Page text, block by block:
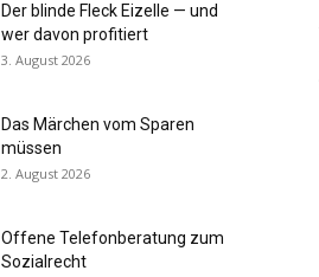
Der blinde Fleck Eizelle — und
wer davon profitiert
3. August 2026
Das Märchen vom Sparen
müssen
2. August 2026
Offene Telefonberatung zum
Sozialrecht